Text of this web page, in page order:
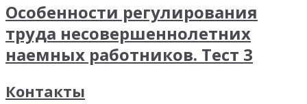
Особенности регулирования
труда несовершеннолетних
наемных работников. Тест 3
Контакты